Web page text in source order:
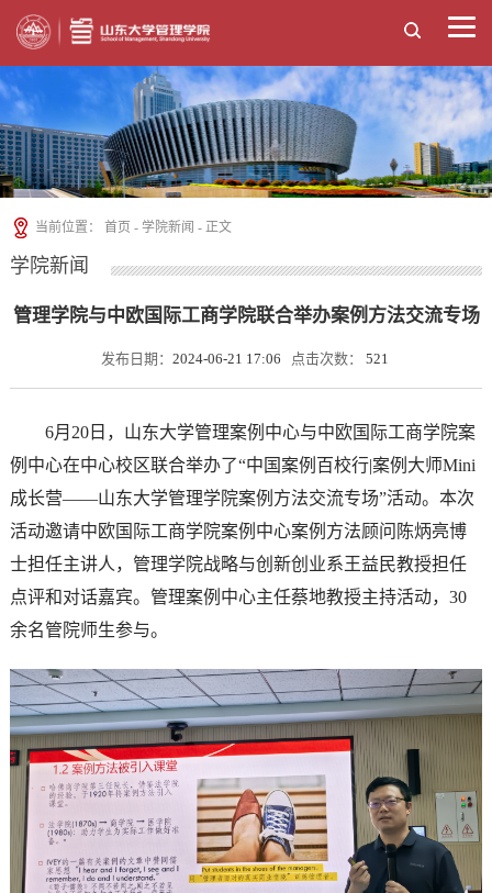
当前位置： 首页 -学院新闻 - 正文
学院新闻
管理学院与中欧国际工商学院联合举办案例方法交流专场
发布日期： 2024-06-21 17:06 点击次数： 521
6月20日，山东大学管理案例中心与中欧国际工商学院案
例中心在中心校区联合举办了“中国案例百校行|案例大师Mini
成长营——山东大学管理学院案例方法交流专场”活动。本次
活动邀请中欧国际工商学院案例中心案例方法顾问陈炳亮博
士担任主讲人，管理学院战略与创新创业系王益民教授担任
点评和对话嘉宾。管理案例中心主任蔡地教授主持活动，30
余名管院师生参与。